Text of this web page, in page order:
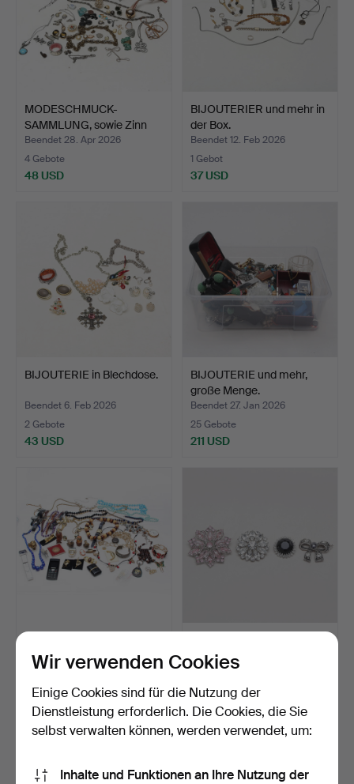
MODESCHMUCK-
SAMMLUNG, sowie Zinn
und mehr.
Beendet 28. Apr 2026
4 Gebote
48 USD
BIJOUTERIER und mehr in
der Box.
Beendet 12. Feb 2026
1 Gebot
37 USD
BIJOUTERIE in Blechdose.
Beendet 6. Feb 2026
2 Gebote
43 USD
BIJOUTERIE und mehr,
große Menge.
Beendet 27. Jan 2026
25 Gebote
211 USD
Beendet 30. Dez 2025
24 Gebote
175 USD
Beendet 2. Nov 2025
1 Gebot
37 USD
Wir verwenden Cookies
Einige Cookies sind für die Nutzung der
Dienstleistung erforderlich. Die Cookies, die Sie
selbst verwalten können, werden verwendet, um:
Inhalte und Funktionen an Ihre Nutzung der